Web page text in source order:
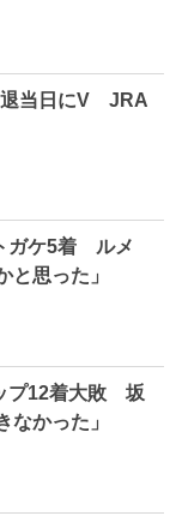
退当日にV JRA
ガケ5着 ルメ
と思った」
プ12着大敗 坂
なかった」